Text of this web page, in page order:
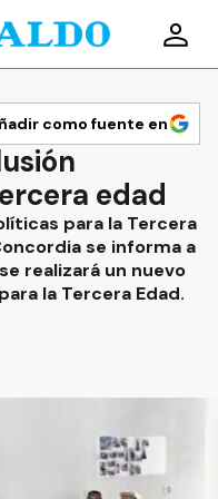
como fuente en
edad
para la Tercera
se informa a
realizará un nuevo
la Tercera Edad.